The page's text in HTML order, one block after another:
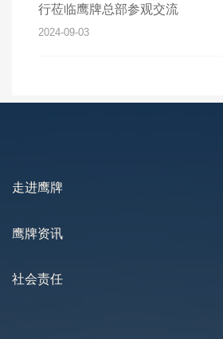
行莅临鹰牌总部参观交流
2024-09-03
走进鹰牌
鹰牌资讯
社会责任